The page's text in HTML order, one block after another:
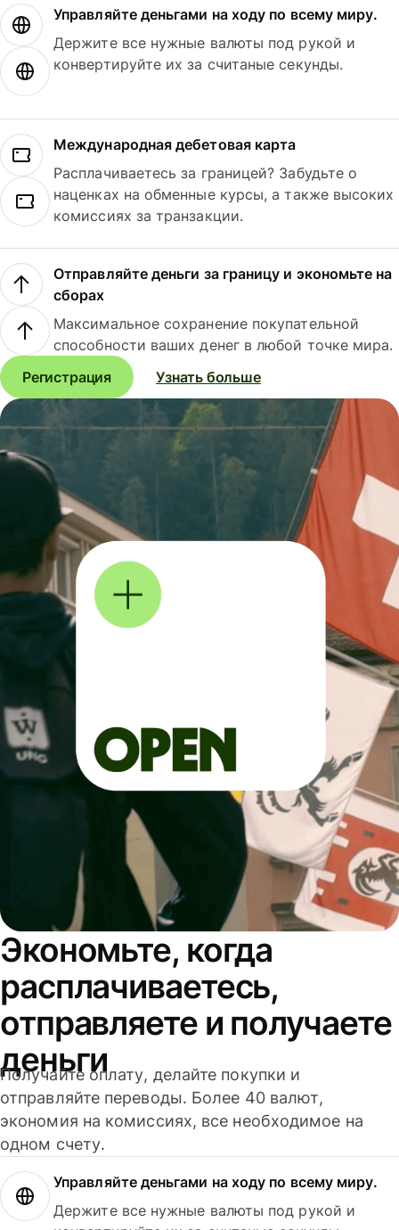
Управляйте деньгами на ходу по всему миру.
Держите все нужные валюты под рукой и
конвертируйте их за считаные секунды.
Международная дебетовая карта
Расплачиваетесь за границей? Забудьте о
наценках на обменные курсы, а также высоких
комиссиях за транзакции.
Отправляйте деньги за границу и экономьте на
сборах
Максимальное сохранение покупательной
способности ваших денег в любой точке мира.
Регистрация
Узнать больше
Экономьте, когда
расплачиваетесь,
отправляете и получаете
деньги
Получайте оплату, делайте покупки и
отправляйте переводы. Более 40 валют,
экономия на комиссиях, все необходимое на
одном счету.
Управляйте деньгами на ходу по всему миру.
Держите все нужные валюты под рукой и